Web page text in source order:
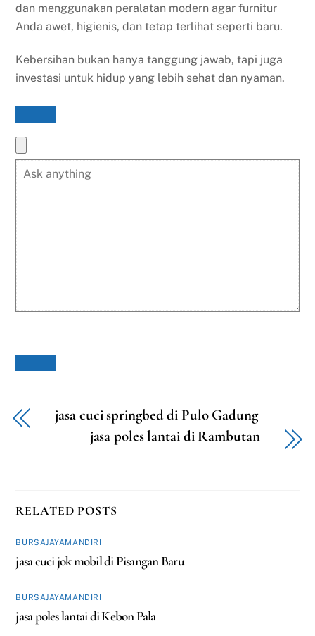
dan menggunakan peralatan modern agar furnitur
Anda awet, higienis, dan tetap terlihat seperti baru.
Kebersihan bukan hanya tanggung jawab, tapi juga
investasi untuk hidup yang lebih sehat dan nyaman.
jasa cuci springbed di Pulo Gadung
jasa poles lantai di Rambutan
RELATED POSTS
BURSAJAYAMANDIRI
jasa cuci jok mobil di Pisangan Baru
BURSAJAYAMANDIRI
jasa poles lantai di Kebon Pala